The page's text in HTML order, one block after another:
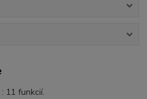
11 funkcií.